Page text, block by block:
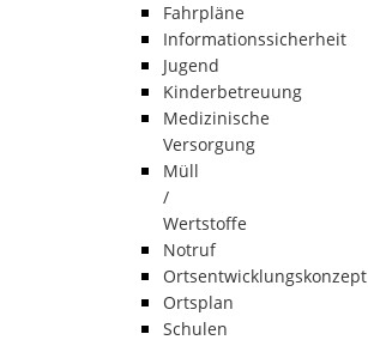
Fahrpläne
Informationssicherheit
Jugend
Kinderbetreuung
Medizinische
Versorgung
Müll
/
Wertstoffe
Notruf
Ortsentwicklungskonzept
Ortsplan
Schulen